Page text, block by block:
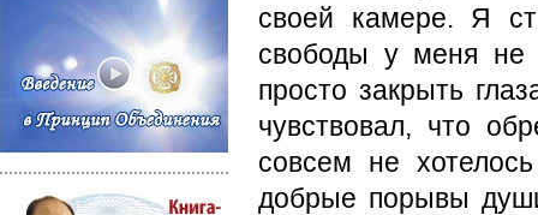
своей камере. Я
свободы у меня
просто закрыть
чувствовал, что
совсем не
добрые порывы